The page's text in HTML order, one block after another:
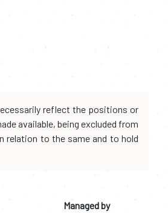
reflect the positions or
available, being excluded from
relation to the same and to hold
Managed by